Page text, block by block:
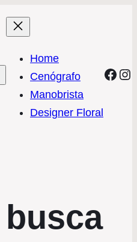
Home
Cenógrafo
Manobrista
Designer Floral